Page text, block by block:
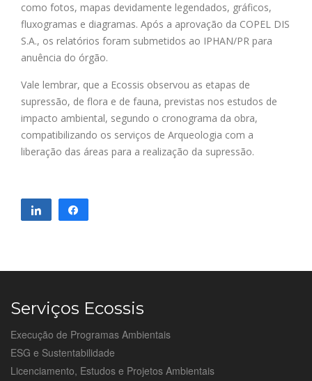
como fotos, mapas devidamente legendados, gráficos,
fluxogramas e diagramas. Após a aprovação da COPEL DIS
S.A., os relatórios foram submetidos ao IPHAN/PR para
anuência do órgão.
Vale lembrar, que a Ecossis observou as etapas de
supressão, de flora e de fauna, previstas nos estudos de
impacto ambiental, segundo o cronograma da obra,
compatibilizando os serviços de Arqueologia com a
liberação das áreas para a realização da supressão.
Compartilhar
Serviços Ecossis
Execução de Programas Ambientais
ESG e Sustentabilidade
Licenciamento, Estudos e Projetos Ambientais